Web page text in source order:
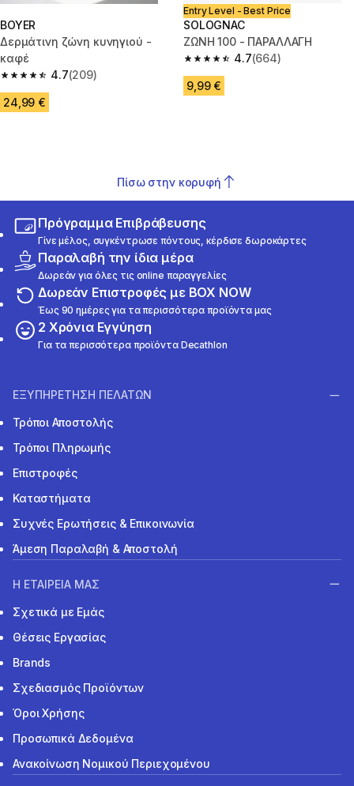
BOYER
Δερμάτινη ζώνη κυνηγιού -
καφέ
4.7
4.7 out of 5 stars from 209 reviews
(209)
24,99 €
Entry Level - Best Price
SOLOGNAC
ΖΩΝΗ 100 - ΠΑΡΑΛΛΑΓΗ
4.7
4.7 out of 5 stars from 664
(664)
9,99 €
Πίσω στην κορυφή
Πρόγραμμα Επιβράβευσης
Γίνε μέλος, συγκέντρωσε πόντους, κέρδισε δωροκάρτες
Παραλαβή την ίδια μέρα
Δωρεάν για όλες τις online παραγγελίες
Δωρεάν Επιστροφές με BOX NOW
Έως 90 ημέρες για τα περισσότερα προϊόντα μας
2 Χρόνια Εγγύηση
Για τα περισσότερα προϊόντα Decathlon
ΕΞΥΠΗΡΕΤΗΣΗ ΠΕΛΑΤΩΝ
Τρόποι Αποστολής
Τρόποι Πληρωμής
Επιστροφές
Καταστήματα
Συχνές Ερωτήσεις & Επικοινωνία
Άμεση Παραλαβή & Αποστολή
Η ΕΤΑΙΡΕΙΑ ΜΑΣ
Σχετικά με Εμάς
Θέσεις Εργασίας
Brands
Σχεδιασμός Προϊόντων
Όροι Χρήσης
Προσωπικά Δεδομένα
Ανακοίνωση Νομικού Περιεχομένου